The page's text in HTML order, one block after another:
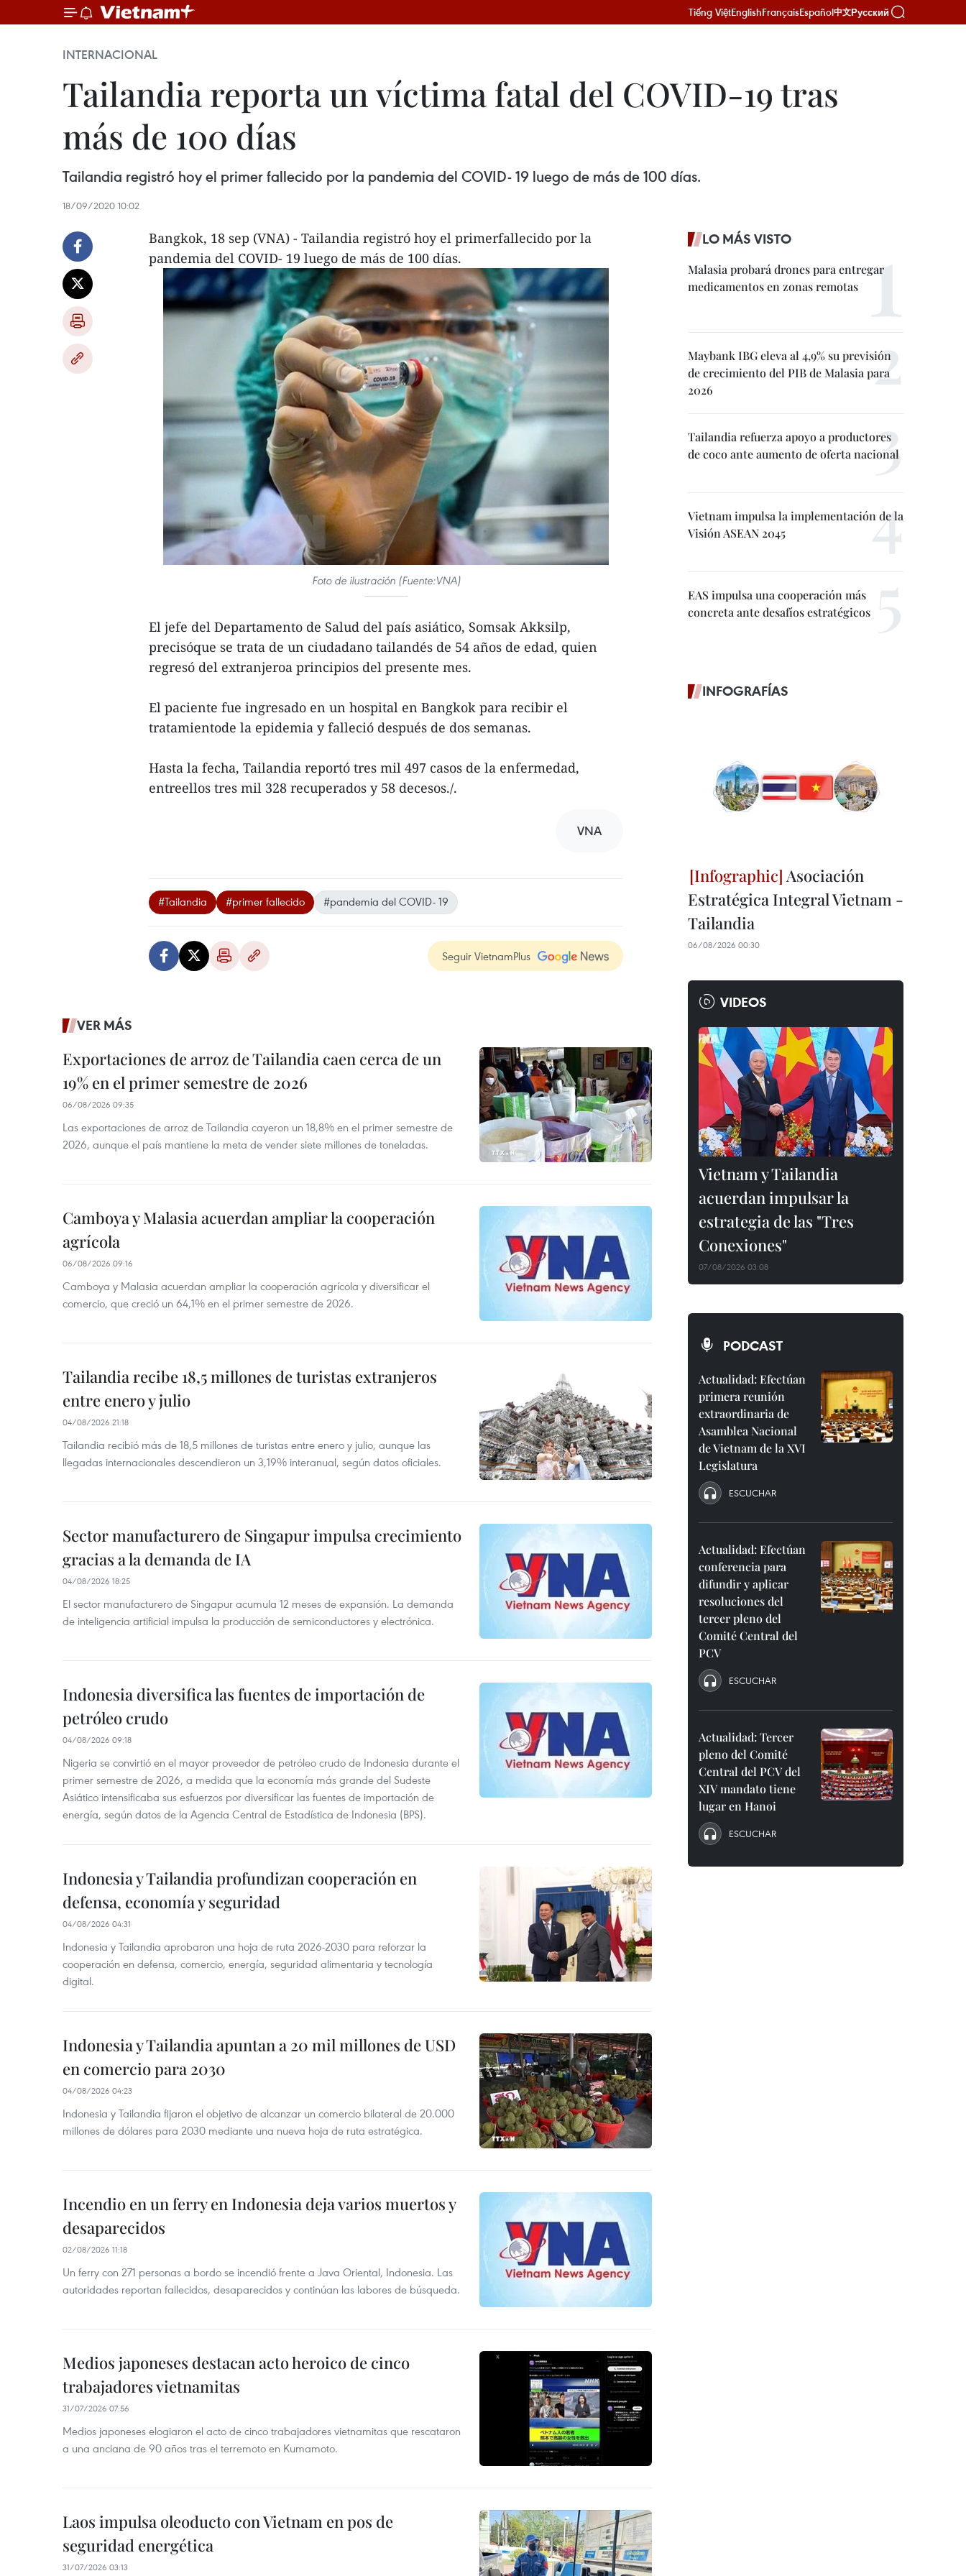
Tiếng ViệtEnglishFrançaisEspañol中文Русский
INTERNACIONAL
Tailandia reporta un víctima fatal del COVID-19 tras
más de 100 días
Tailandia registró hoy el primer fallecido por la pandemia del COVID- 19 luego de más de 100 días.
18/09/2020 10:02
Bangkok, 18 sep (VNA) - Tailandia registró hoy el primerfallecido por la
pandemia del COVID- 19 luego de más de 100 días.
Foto de ilustración (Fuente:VNA)
El jefe del Departamento de Salud del país asiático, Somsak Akksilp,
precisóque se trata de un ciudadano tailandés de 54 años de edad, quien
regresó del extranjeroa principios del presente mes.
El paciente fue ingresado en un hospital en Bangkok para recibir el
tratamientode la epidemia y falleció después de dos semanas.
Hasta la fecha, Tailandia reportó tres mil 497 casos de la enfermedad,
entreellos tres mil 328 recuperados y 58 decesos./.
VNA
#Tailandia #primer fallecido #pandemia del COVID- 19
Seguir VietnamPlus
VER MÁS
Exportaciones de arroz de Tailandia caen cerca de un
19% en el primer semestre de 2026
06/08/2026 09:35
Las exportaciones de arroz de Tailandia cayeron un 18,8% en el primer semestre de
2026, aunque el país mantiene la meta de vender siete millones de toneladas.
Camboya y Malasia acuerdan ampliar la cooperación
agrícola
06/08/2026 09:16
Camboya y Malasia acuerdan ampliar la cooperación agrícola y diversificar el
comercio, que creció un 64,1% en el primer semestre de 2026.
Tailandia recibe 18,5 millones de turistas extranjeros
entre enero y julio
04/08/2026 21:18
Tailandia recibió más de 18,5 millones de turistas entre enero y julio, aunque las
llegadas internacionales descendieron un 3,19% interanual, según datos oficiales.
Sector manufacturero de Singapur impulsa crecimiento
gracias a la demanda de IA
04/08/2026 18:25
El sector manufacturero de Singapur acumula 12 meses de expansión. La demanda
de inteligencia artificial impulsa la producción de semiconductores y electrónica.
Indonesia diversifica las fuentes de importación de
petróleo crudo
04/08/2026 09:18
Nigeria se convirtió en el mayor proveedor de petróleo crudo de Indonesia durante el
primer semestre de 2026, a medida que la economía más grande del Sudeste
Asiático intensificaba sus esfuerzos por diversificar las fuentes de importación de
energía, según datos de la Agencia Central de Estadística de Indonesia (BPS).
Indonesia y Tailandia profundizan cooperación en
defensa, economía y seguridad
04/08/2026 04:31
Indonesia y Tailandia aprobaron una hoja de ruta 2026-2030 para reforzar la
cooperación en defensa, comercio, energía, seguridad alimentaria y tecnología
digital.
Indonesia y Tailandia apuntan a 20 mil millones de USD
en comercio para 2030
04/08/2026 04:23
Indonesia y Tailandia fijaron el objetivo de alcanzar un comercio bilateral de 20.000
millones de dólares para 2030 mediante una nueva hoja de ruta estratégica.
Incendio en un ferry en Indonesia deja varios muertos y
desaparecidos
02/08/2026 11:18
Un ferry con 271 personas a bordo se incendió frente a Java Oriental, Indonesia. Las
autoridades reportan fallecidos, desaparecidos y continúan las labores de búsqueda.
Medios japoneses destacan acto heroico de cinco
trabajadores vietnamitas
31/07/2026 07:56
Medios japoneses elogiaron el acto de cinco trabajadores vietnamitas que rescataron
a una anciana de 90 años tras el terremoto en Kumamoto.
Laos impulsa oleoducto con Vietnam en pos de
seguridad energética
31/07/2026 03:13
LO MÁS VISTO
Malasia probará drones para entregar
medicamentos en zonas remotas
Maybank IBG eleva al 4,9% su previsión
de crecimiento del PIB de Malasia para
2026
Tailandia refuerza apoyo a productores
de coco ante aumento de oferta nacional
Vietnam impulsa la implementación de la
Visión ASEAN 2045
EAS impulsa una cooperación más
concreta ante desafíos estratégicos
INFOGRAFÍAS
Asociación
Estratégica Integral Vietnam -
Tailandia
06/08/2026 00:30
VIDEOS
Vietnam y Tailandia
acuerdan impulsar la
estrategia de las "Tres
Conexiones"
07/08/2026 03:08
PODCAST
Actualidad: Efectúan
primera reunión
extraordinaria de
Asamblea Nacional
de Vietnam de la XVI
Legislatura
ESCUCHAR
Actualidad: Efectúan
conferencia para
difundir y aplicar
resoluciones del
tercer pleno del
Comité Central del
PCV
ESCUCHAR
Actualidad: Tercer
pleno del Comité
Central del PCV del
XIV mandato tiene
lugar en Hanoi
ESCUCHAR